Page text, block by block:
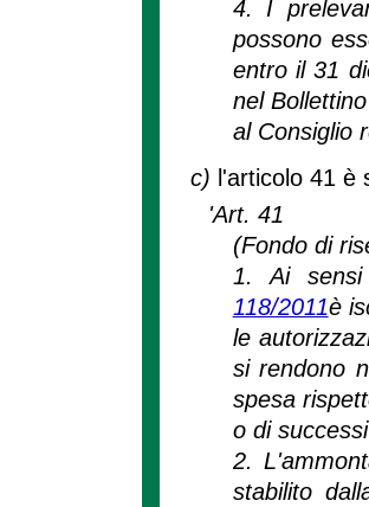
4. I
possono
entro il 31
nel
al Consiglio
c) l'articolo 41 è
'Art. 41
(Fondo di
1. Ai sensi
118/2011è
le
si rendono
spesa
o di
2.
stabilito